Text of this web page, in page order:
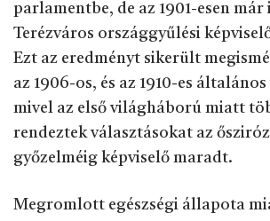
parlamentbe, de az 1901-esen
Terézváros országgyűlési
Ezt az eredményt sikerült
az 1906-os, és az 1910-es
mivel az első világháború miatt
rendeztek választásokat az
győzelméig képviselő maradt.
Megromlott egészségi állapota